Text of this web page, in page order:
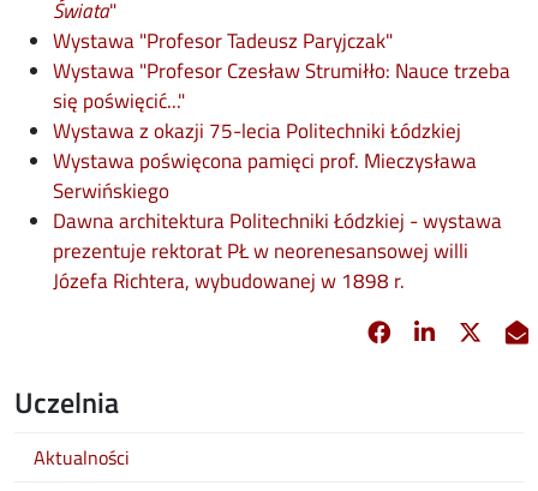
Świata"opens in new window
Wystawa "Profesor Tadeusz Paryjczak"opens in new
Wystawa "Profesor Czesław Strumiłło: Nauce trzeba
się poświęcić..."opens in new window
Wystawa z okazji 75-lecia Politechniki Łódzkiej
Wystawa poświęcona pamięci prof. Mieczysława
Serwińskiegoopens in new window
Dawna architektura Politechniki Łódzkiej - wystawa
prezentuje rektorat PŁ w neorenesansowej willi
Józefa Richtera, wybudowanej w 1898 r.
Facebook
opens in new
Linkedin
opens in
X
Uczelnia
Aktualności